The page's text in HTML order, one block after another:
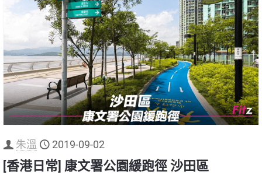
朱溫 2019-09-02
[香港日常] 康文署公園緩跑徑 沙田區